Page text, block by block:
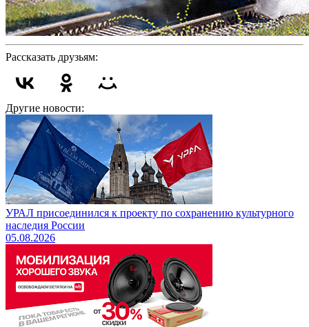
Рассказать друзьям:
Другие новости:
УРАЛ присоединился к проекту по сохранению культурного
наследия России
05.08.2026